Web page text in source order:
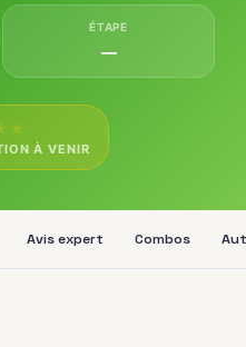
ÉTAPE
—
★
À VENIR
Avis expert Combos